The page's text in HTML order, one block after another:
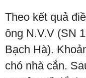
Theo kết quả
ông N.V.V (SN
Bạch Hà).
chó nhà cắn.